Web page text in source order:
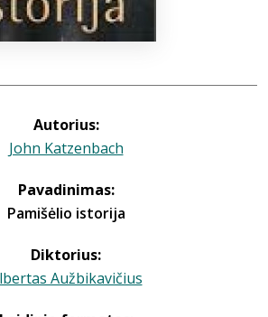
Autorius:
John Katzenbach
Pavadinimas:
Pamišėlio istorija
Diktorius:
Aužbikavičius